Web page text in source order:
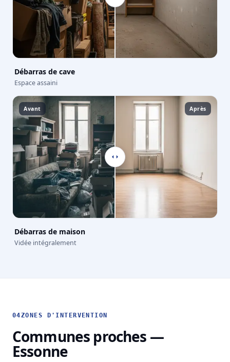
Débarras de cave
Espace assaini
Avant Après
Débarras de maison
Vidée intégralement
04ZONES D'INTERVENTION
Communes proches —
Essonne